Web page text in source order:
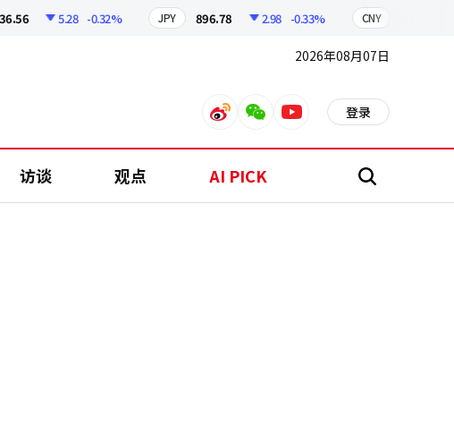
5.28 -0.32% JPY 896.78 2.98 -0.33% CNY 210.46
2026年08月07日
weiboweixinyoutube 登录
访谈 观点 AI PICK 搜